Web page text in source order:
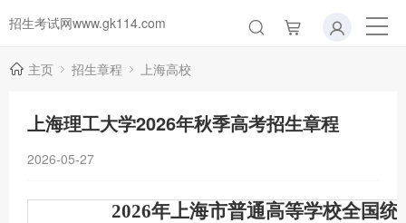
招生考试网www.gk114.com
主页 招生章程 上海高校
上海理工大学2026年秋季高考招生章程
2026-05-27
2026年上海市普通高等学校全国统